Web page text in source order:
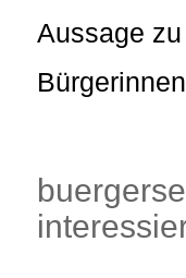
Aussage